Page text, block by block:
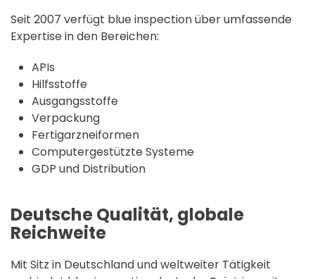
Seit 2007 verfügt blue inspection über umfassende
Expertise in den Bereichen:
APIs
Hilfsstoffe
Ausgangsstoffe
Verpackung
Fertigarzneiformen
Computergestützte Systeme
GDP und Distribution
Deutsche Qualität, globale
Reichweite
Mit Sitz in Deutschland und weltweiter Tätigkeit